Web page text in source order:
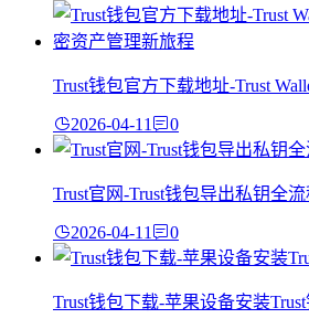
Trust钱包官方下载地址-Trust
2026-04-11 0
Trust官网-Trust钱包导出私钥全
2026-04-11 0
Trust钱包下载-苹果设备安装